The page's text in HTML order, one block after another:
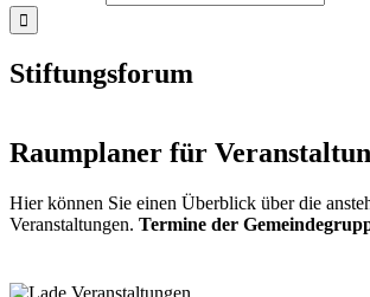
Stiftungsforum
Raumplaner für
Hier können Sie einen Überblick über die
Veranstaltungen. Termine der